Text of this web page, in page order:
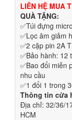
LIÊN HỆ MUA
QUÀ TẶNG:
✅Túi đựng micro
✅Lọc âm giảm
✅2 cặp pin 2A
✅Bảo hành: 12
✅Bao đổi miễn
nhu cầu
✅1 đổi 1 trong
Thông tin cửa
Địa chỉ: 32/36/
HCM